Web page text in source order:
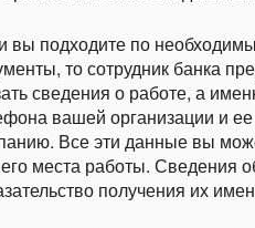
вы подходите по
то сотрудник банка
сведения о работе, а
вашей организации и
Все эти данные вы
места работы. Сведения
получения их